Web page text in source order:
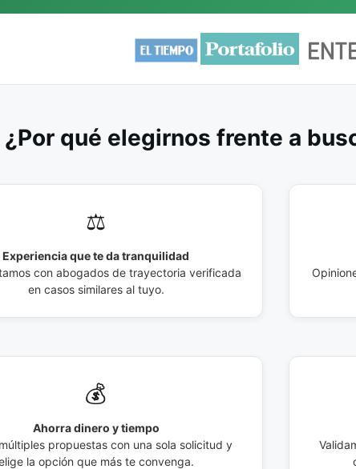
¿Por qué elegirnos frente a
⚖️
Experiencia que te da tranquilidad
con abogados de trayectoria verificada
en casos similares al tuyo.
💰
Ahorra dinero y tiempo
propuestas con una sola solicitud y
la opción que más te convenga.